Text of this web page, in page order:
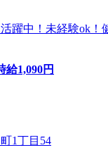
躍中！未経験ok！
給1,090円
1丁目54